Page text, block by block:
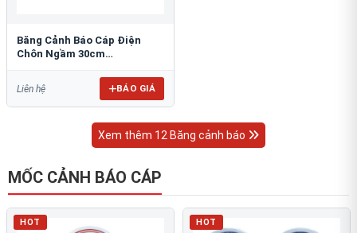
Băng Cảnh Báo Cáp Điện
Chôn Ngầm 30cm
Liên hệ BÁO GIÁ
Xem thêm 12 Băng cảnh báo
MỐC CẢNH BÁO CÁP
HOT HOT